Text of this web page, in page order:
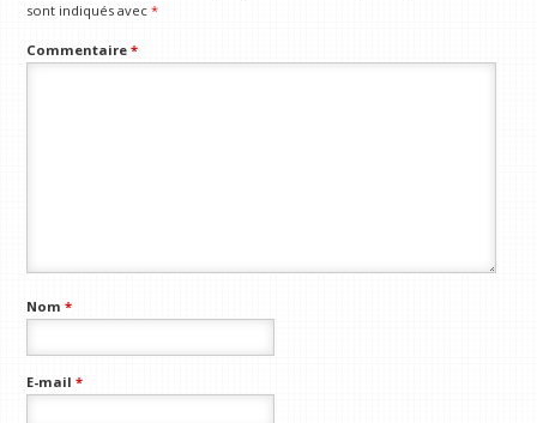
sont indiqués avec*
Commentaire*
Nom*
E-mail*